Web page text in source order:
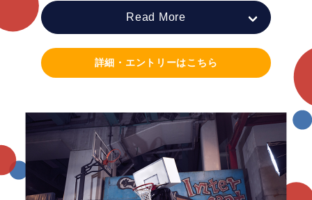
Read More
詳細・エントリーはこちら